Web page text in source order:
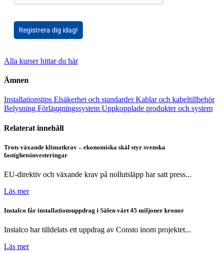
Registrera dig idag!
Alla kurser hittar du här
Ämnen
Installationstips Elsäkerhet och standarderKablar och kabeltillbehör
Belysning Förläggningssystem Uppkopplade produkter och system
Relaterat innehåll
Trots växande klimatkrav – ekonomiska skäl styr svenska
fastighetsinvesteringar
EU-direktiv och växande krav på nollutsläpp har satt press...
Läs mer
Instalco får installationsuppdrag i Sälen värt 45 miljoner kronor
Instalco har tilldelats ett uppdrag av Consto inom projektet...
Läs mer